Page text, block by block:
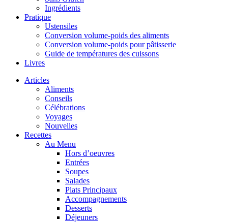
Ingrédients
Pratique
Ustensiles
Conversion volume-poids des aliments
Conversion volume-poids pour pâtisserie
Guide de températures des cuissons
Livres
Articles
Aliments
Conseils
Célébrations
Voyages
Nouvelles
Recettes
Au Menu
Hors d’oeuvres
Entrées
Soupes
Salades
Plats Principaux
Accompagnements
Desserts
Déjeuners